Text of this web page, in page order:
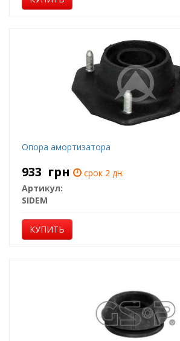
Опора амортизатора
933 грн
срок 2 дн.
Артикул:
SIDEM
КУПИТЬ